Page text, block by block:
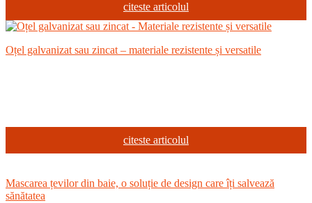
citeste articolul
Oțel galvanizat sau zincat – materiale rezistente și versatile
citeste articolul
Mascarea țevilor din baie, o soluție de design care îți salvează
sănătatea